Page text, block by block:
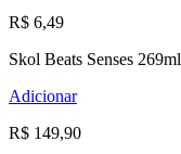
R$ 6,49
Skol Beats Senses 269ml
Adicionar
R$ 149,90